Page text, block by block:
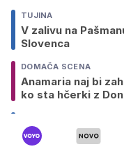
TUJINA
V zalivu na
Slovenca
DOMAČA SCENA
Anamaria naj bi
ko sta hčerki z
Sedem držav
imenovanju